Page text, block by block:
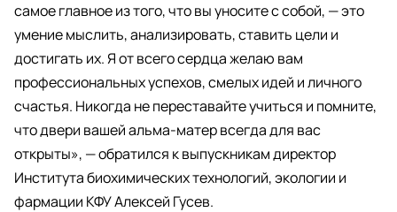
самое главное из того, что вы уносите с собой, — это
умение мыслить, анализировать, ставить цели и
достигать их. Я от всего сердца желаю вам
профессиональных успехов, смелых идей и личного
счастья. Никогда не переставайте учиться и помните,
что двери вашей альма-матер всегда для вас
открыты», — обратился к выпускникам директор
Института биохимических технологий, экологии и
фармации КФУ Алексей Гусев.